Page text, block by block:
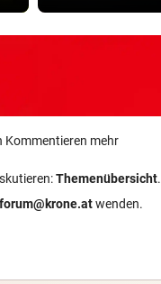
Kommentieren mehr
Themenübersicht.
forum@krone.atwenden.